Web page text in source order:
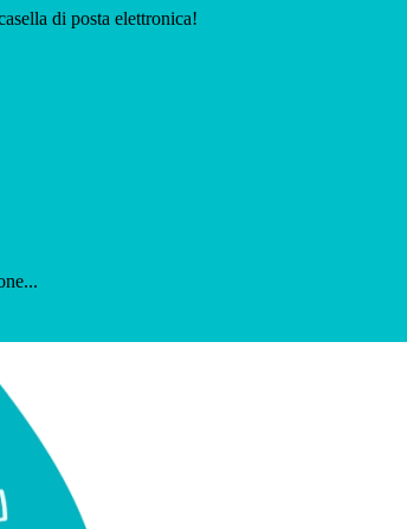
di posta elettronica!